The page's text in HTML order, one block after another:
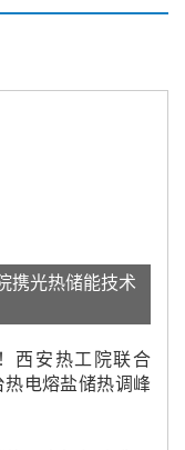
携光热储能技术
西安热工院联合
电熔盐储热调峰